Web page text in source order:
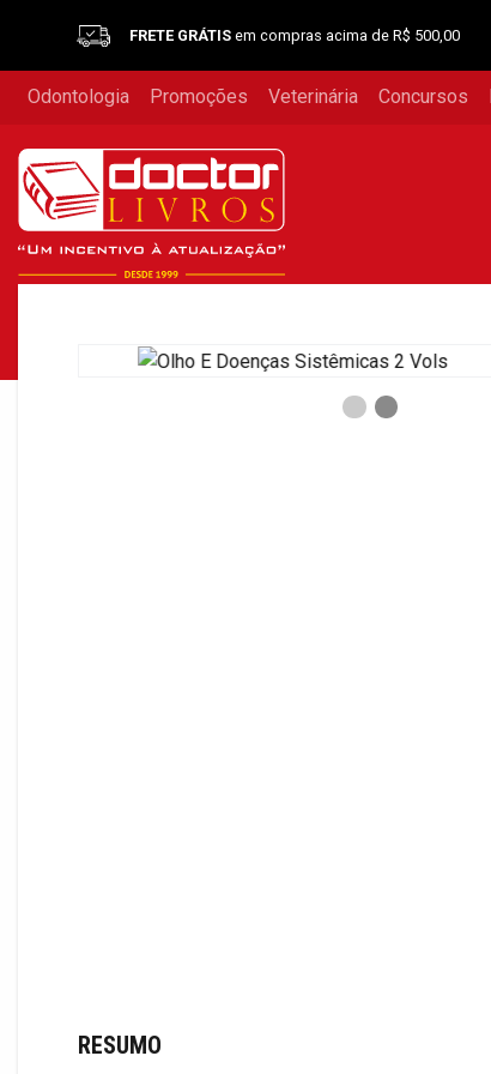
FRETE GRÁTIS em compras acima de R$ 500,00
Odontologia Promoções Veterinária Concursos
RESUMO